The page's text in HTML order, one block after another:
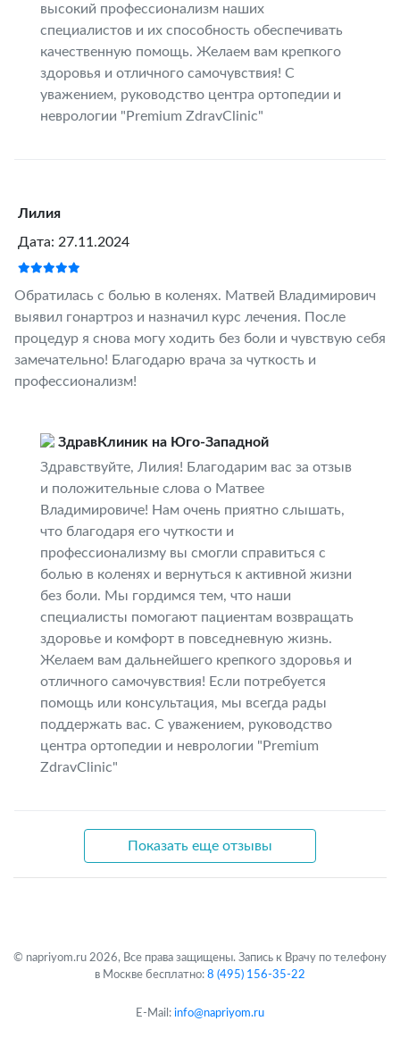
высокий профессионализм наших
специалистов и их способность обеспечивать
качественную помощь. Желаем вам крепкого
здоровья и отличного самочувствия! С
уважением, руководство центра ортопедии и
неврологии "Premium ZdravClinic"
Лилия
Дата: 27.11.2024
Обратилась с болью в коленях. Матвей Владимирович
выявил гонартроз и назначил курс лечения. После
процедур я снова могу ходить без боли и чувствую себя
замечательно! Благодарю врача за чуткость и
профессионализм!
ЗдравКлиник на Юго-Западной
Здравствуйте, Лилия! Благодарим вас за отзыв
и положительные слова о Матвее
Владимировиче! Нам очень приятно слышать,
что благодаря его чуткости и
профессионализму вы смогли справиться с
болью в коленях и вернуться к активной жизни
без боли. Мы гордимся тем, что наши
специалисты помогают пациентам возвращать
здоровье и комфорт в повседневную жизнь.
Желаем вам дальнейшего крепкого здоровья и
отличного самочувствия! Если потребуется
помощь или консультация, мы всегда рады
поддержать вас. С уважением, руководство
центра ортопедии и неврологии "Premium
ZdravClinic"
Показать еще отзывы
© napriyom.ru 2026, Все права защищены. Запись к Врачу по телефону
в Москве бесплатно: 8 (495) 156-35-22
E-Mail: info@napriyom.ru